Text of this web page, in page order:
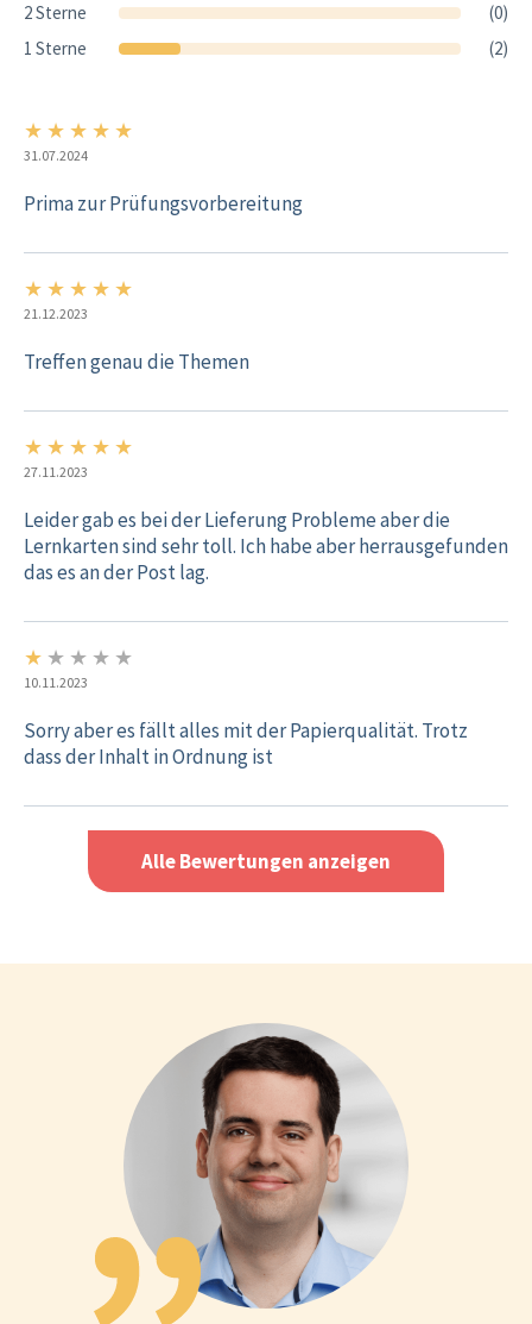
2 Sterne
(0)
1 Sterne
(2)
★ ★ ★ ★ ★
31.07.2024
Prima zur Prüfungsvorbereitung
★ ★ ★ ★ ★
21.12.2023
Treffen genau die Themen
★ ★ ★ ★ ★
27.11.2023
Leider gab es bei der Lieferung Probleme aber die
Lernkarten sind sehr toll. Ich habe aber herrausgefunden
das es an der Post lag.
★ ★ ★ ★ ★
10.11.2023
Sorry aber es fällt alles mit der Papierqualität. Trotz
dass der Inhalt in Ordnung ist
Alle Bewertungen anzeigen